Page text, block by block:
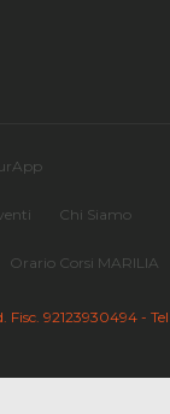
Chi Siamo
Orario Corsi MARILIA
Fisc. 92123930494 - Tel